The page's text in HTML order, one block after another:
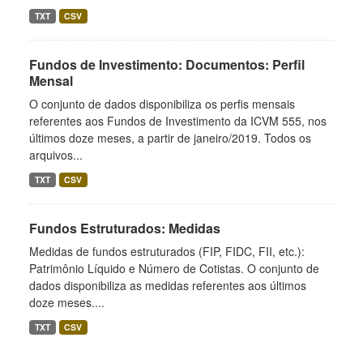
TXT CSV
Fundos de Investimento: Documentos: Perfil
Mensal
O conjunto de dados disponibiliza os perfis mensais
referentes aos Fundos de Investimento da ICVM 555, nos
últimos doze meses, a partir de janeiro/2019. Todos os
arquivos...
TXT CSV
Fundos Estruturados: Medidas
Medidas de fundos estruturados (FIP, FIDC, FII, etc.):
Patrimônio Líquido e Número de Cotistas. O conjunto de
dados disponibiliza as medidas referentes aos últimos
doze meses....
TXT CSV